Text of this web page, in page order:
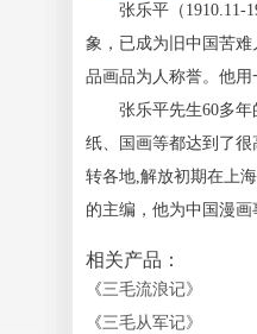
张乐平（1910.11-
象，已成为旧中国苦
品画品为人称誉。他
张乐平先生60多年
纸、国画等都达到了
转各地,解放初期在上
的主编，他为中国漫
相关产品：
《三毛流浪记》
《三毛从军记》